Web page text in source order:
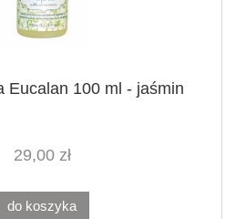
Eucalan 100 ml - jaśmin
29,00 zł
do koszyka